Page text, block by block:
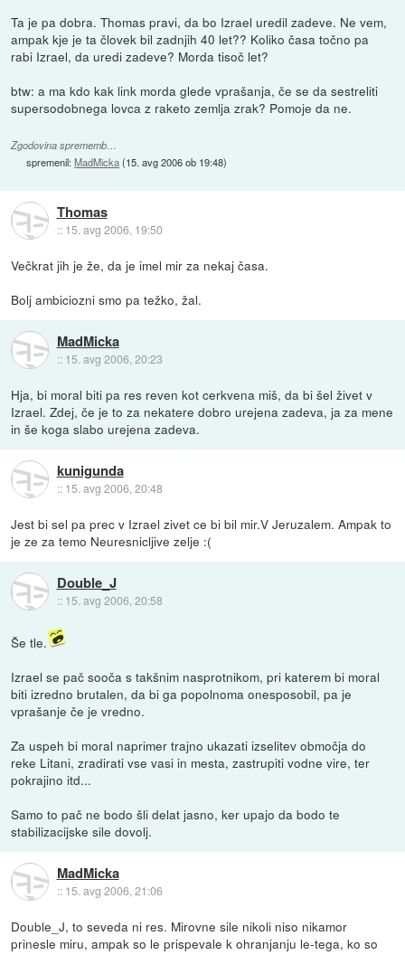
Ta je pa dobra. Thomas pravi, da bo Izrael uredil zadeve. Ne vem,
ampak kje je ta človek bil zadnjih 40 let?? Koliko časa točno pa
rabi Izrael, da uredi zadeve? Morda tisoč let?
btw: a ma kdo kak link morda glede vprašanja, če se da sestreliti
supersodobnega lovca z raketo zemlja zrak? Pomoje da ne.
Zgodovina sprememb…
spremenil:MadMicka(15. avg 2006 ob 19:48)
Thomas
:: 15. avg 2006, 19:50
Večkrat jih je že, da je imel mir za nekaj časa.
Bolj ambiciozni smo pa težko, žal.
MadMicka
:: 15. avg 2006, 20:23
Hja, bi moral biti pa res reven kot cerkvena miš, da bi šel živet v
Izrael. Zdej, če je to za nekatere dobro urejena zadeva, ja za mene
in še koga slabo urejena zadeva.
kunigunda
:: 15. avg 2006, 20:48
Jest bi sel pa prec v Izrael zivet ce bi bil mir.V Jeruzalem. Ampak to
je ze za temo Neuresnicljive zelje :(
Double_J
:: 15. avg 2006, 20:58
Še tle.
Izrael se pač sooča s takšnim nasprotnikom, pri katerem bi moral
biti izredno brutalen, da bi ga popolnoma onesposobil, pa je
vprašanje če je vredno.
Za uspeh bi moral naprimer trajno ukazati izselitev območja do
reke Litani, zradirati vse vasi in mesta, zastrupiti vodne vire, ter
pokrajino itd...
Samo to pač ne bodo šli delat jasno, ker upajo da bodo te
stabilizacijske sile dovolj.
MadMicka
:: 15. avg 2006, 21:06
Double_J, to seveda ni res. Mirovne sile nikoli niso nikamor
prinesle miru, ampak so le prispevale k ohranjanju le-tega, ko so